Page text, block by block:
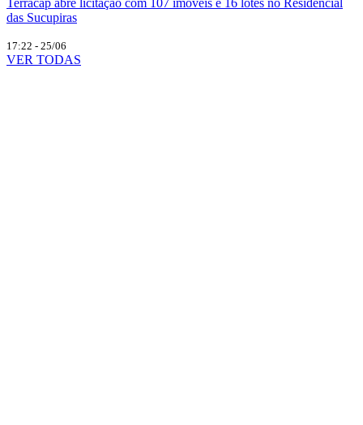
Terracap abre licitação com 107 imóveis e 16 lotes no Residencial
das Sucupiras
17:22 - 25/06
VER TODAS